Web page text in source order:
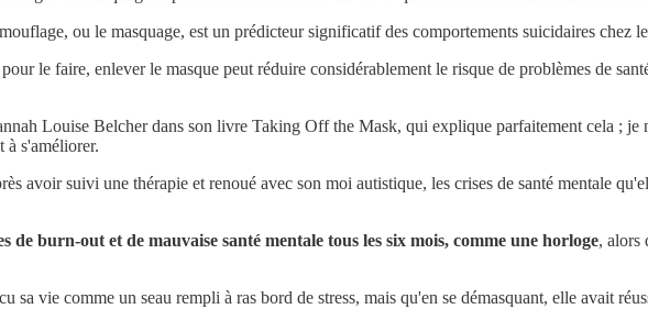
ou le masquage, est un prédicteur significatif des comportements suicidaires chez
le faire, enlever le masque peut réduire considérablement le risque de problèmes de
Louise Belcher dans son livre Taking Off the Mask, qui explique parfaitement cela ;
à s'améliorer.
avoir suivi une thérapie et renoué avec son moi autistique, les crises de santé mentale
de burn-out et de mauvaise santé mentale tous les six mois, comme une horloge, alors
sa vie comme un seau rempli à ras bord de stress, mais qu'en se démasquant, elle avait